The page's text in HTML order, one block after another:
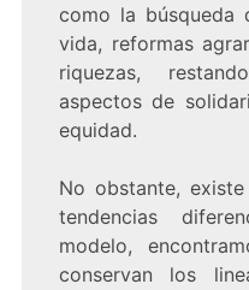
como la búsqueda
vida, reformas
riquezas,
aspectos de
equidad.
No obstante,
tendencias
modelo,
conservan los